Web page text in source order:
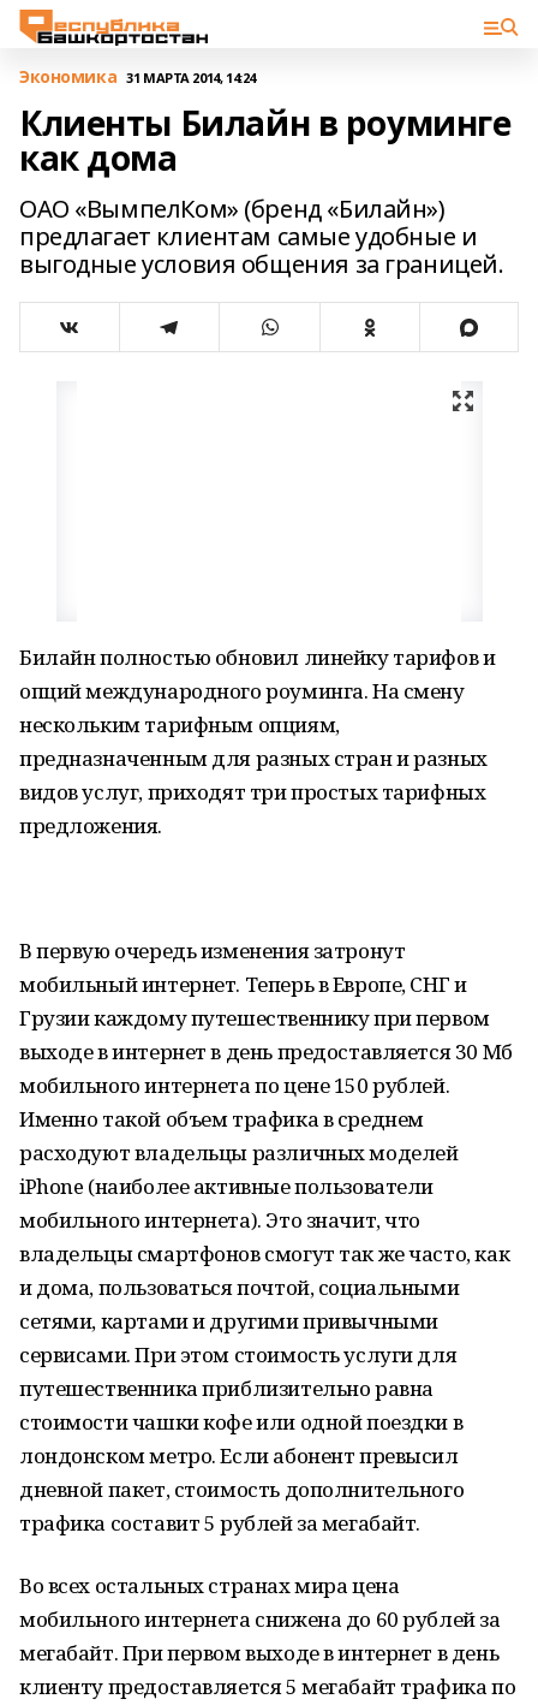
Экономика 31 МАРТА 2014, 14:24
Клиенты Билайн в роуминге
как дома
ОАО «ВымпелКом» (бренд «Билайн»)
предлагает клиентам самые удобные и
выгодные условия общения за границей.
Билайн полностью обновил линейку тарифов и
опций международного роуминга. На смену
нескольким тарифным опциям,
предназначенным для разных стран и разных
видов услуг, приходят три простых тарифных
предложения.
В первую очередь изменения затронут
мобильный интернет. Теперь в Европе, СНГ и
Грузии каждому путешественнику при первом
выходе в интернет в день предоставляется 30 Мб
мобильного интернета по цене 150 рублей.
Именно такой объем трафика в среднем
расходуют владельцы различных моделей
iPhone (наиболее активные пользователи
мобильного интернета). Это значит, что
владельцы смартфонов смогут так же часто, как
и дома, пользоваться почтой, социальными
сетями, картами и другими привычными
сервисами. При этом стоимость услуги для
путешественника приблизительно равна
стоимости чашки кофе или одной поездки в
лондонском метро. Если абонент превысил
дневной пакет, стоимость дополнительного
трафика составит 5 рублей за мегабайт.
Во всех остальных странах мира цена
мобильного интернета снижена до 60 рублей за
мегабайт. При первом выходе в интернет в день
клиенту предоставляется 5 мегабайт трафика по